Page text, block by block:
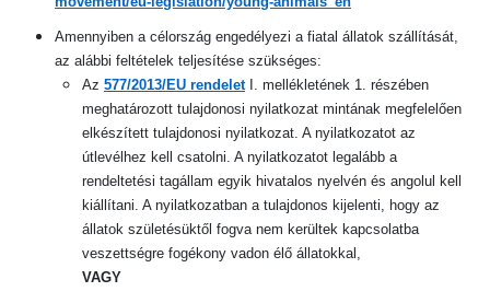
Amennyiben a célország engedélyezi a fiatal állatok szállítását,
az alábbi feltételek teljesítése szükséges:
Az 577/2013/EU rendelet I. mellékletének 1. részében
meghatározott tulajdonosi nyilatkozat mintának megfelelően
elkészített tulajdonosi nyilatkozat. A nyilatkozatot az
útlevélhez kell csatolni. A nyilatkozatot legalább a
rendeltetési tagállam egyik hivatalos nyelvén és angolul kell
kiállítani. A nyilatkozatban a tulajdonos kijelenti, hogy az
állatok születésüktől fogva nem kerültek kapcsolatba
veszettségre fogékony vadon élő állatokkal,
VAGY